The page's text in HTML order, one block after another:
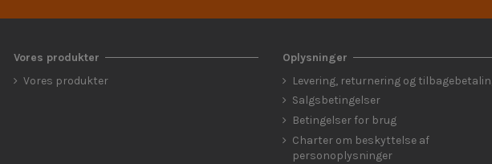
Vores produkter
Vores produkter
Oplysninger
Levering, returnering og
Salgsbetingelser
Betingelser for brug
Charter om beskyttelse af
personoplysninger